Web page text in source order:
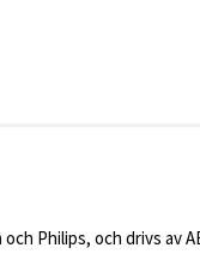
Philips, och drivs av